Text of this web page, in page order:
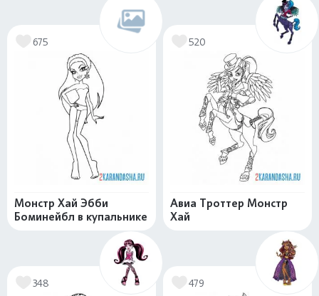
675
Монстр Хай Эбби
Боминейбл в купальнике
520
Авиа Троттер Монстр
Хай
348 479